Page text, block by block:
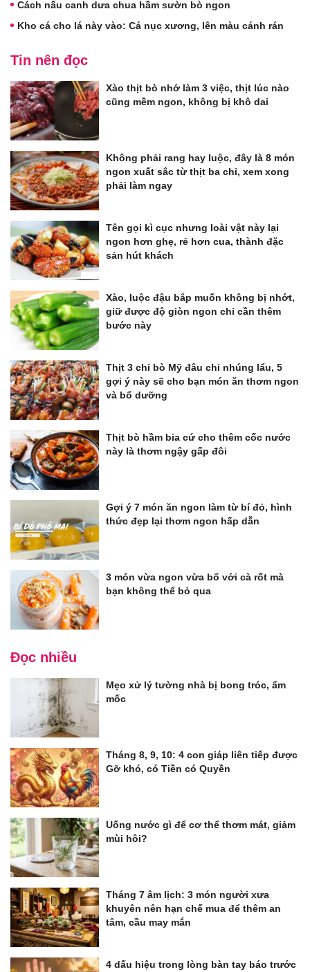
Cách nấu canh dưa chua hầm sườn bò ngon
Kho cá cho lá này vào: Cá nục xương, lên màu cánh rán
Tin nên đọc
Xào thịt bò nhớ làm 3 việc, thịt lúc nào
cũng mềm ngon, không bị khô dai
Không phải rang hay luộc, đây là 8 món
ngon xuất sắc từ thịt ba chỉ, xem xong
phải làm ngay
Tên gọi kì cục nhưng loài vật này lại
ngon hơn ghẹ, rẻ hơn cua, thành đặc
sản hút khách
Xào, luộc đậu bắp muốn không bị nhớt,
giữ được độ giòn ngon chỉ cần thêm
bước này
Thịt 3 chỉ bò Mỹ đâu chỉ nhúng lẩu, 5
gợi ý này sẽ cho bạn món ăn thơm ngon
và bổ dưỡng
Thịt bò hầm bia cứ cho thêm cốc nước
này là thơm ngậy gấp đôi
Gợi ý 7 món ăn ngon làm từ bí đỏ, hình
thức đẹp lại thơm ngon hấp dẫn
3 món vừa ngon vừa bổ với cà rốt mà
bạn không thể bỏ qua
Đọc nhiều
Mẹo xử lý tường nhà bị bong tróc, ẩm
mốc
Tháng 8, 9, 10: 4 con giáp liên tiếp được
Gỡ khó, có Tiền có Quyền
Uống nước gì để cơ thể thơm mát, giảm
mùi hôi?
Tháng 7 âm lịch: 3 món người xưa
khuyên nên hạn chế mua để thêm an
tâm, cầu may mắn
4 dấu hiệu trong lòng bàn tay báo trước